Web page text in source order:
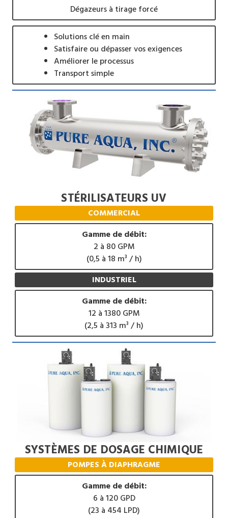
Dégazeurs à tirage forcé
Solutions clé en main
Satisfaire ou dépasser vos exigences
Améliorer le processus
Transport simple
STÉRILISATEURS UV
COMMERCIAL
Gamme de débit:
2 à 80 GPM
(0,5 à 18 m³ / h)
INDUSTRIEL
Gamme de débit:
12 à 1380 GPM
(2,5 à 313 m³ / h)
SYSTÈMES DE DOSAGE CHIMIQUE
POMPES À DIAPHRAGME
Gamme de débit:
6 à 120 GPD
(23 à 454 LPD)